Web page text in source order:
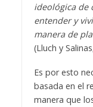
ideológica de
entender y
manera de
(Lluch y
Es por esto
basada en el
manera que